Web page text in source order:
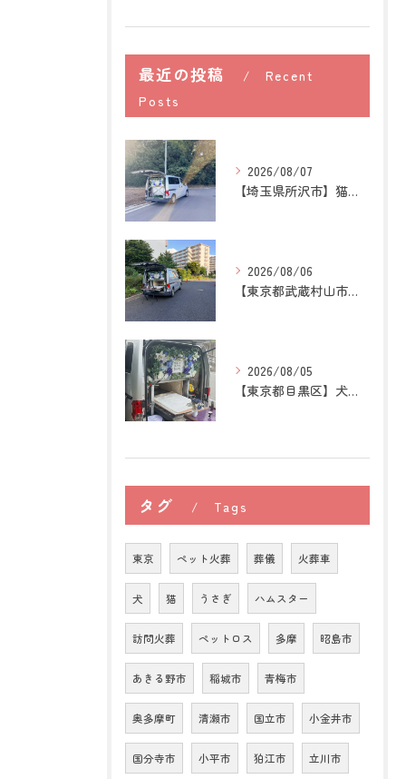
最近の投稿
Recent
Posts
2026/08/07
【埼玉県所沢市】猫の訪問ペット火葬｜お気に入りの場所に姿がな...
2026/08/06
【東京都武蔵村山市】犬の訪問ペット火葬｜愛犬との最後の時間を...
2026/08/05
【東京都目黒区】犬の訪問ペット火葬｜住み慣れた場所で心穏やか...
タグ Tags
東京 ペット火葬 葬儀 火葬車
犬 猫 うさぎ ハムスター
訪問火葬 ペットロス 多摩 昭島市
あきる野市 稲城市 青梅市
奥多摩町 清瀬市 国立市 小金井市
国分寺市 小平市 狛江市 立川市